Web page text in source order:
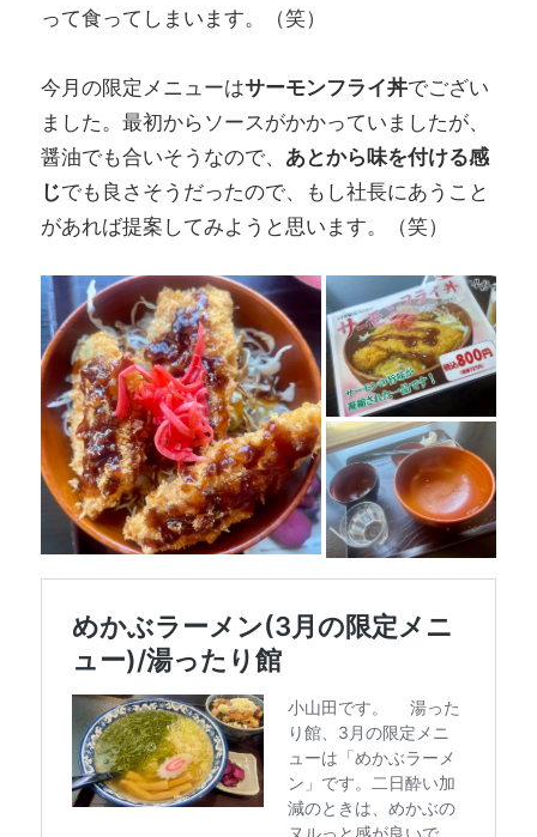
って食ってしまいます。（笑）
今月の限定メニューはサーモンフライ丼でござい
ました。最初からソースがかかっていましたが、
醤油でも合いそうなので、 あとから味を付ける感
じでも良さそうだったので、もし社長にあうこと
があれば提案してみようと思います。（笑）